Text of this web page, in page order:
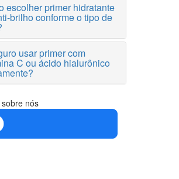
escolher primer hidratante
brilho conforme o tipo de
usar primer com
C ou ácido hialurônico
nós